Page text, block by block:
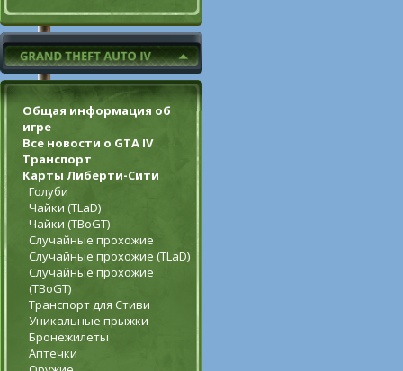
Общая информация об
игре
Все новости о GTA IV
Транспорт
Карты Либерти-Сити
Голуби
Чайки (TLaD)
Чайки (TBoGT)
Случайные прохожие
Случайные прохожие (TLaD)
Случайные прохожие
(TBoGT)
Транспорт для Стиви
Уникальные прыжки
Бронежилеты
Аптечки